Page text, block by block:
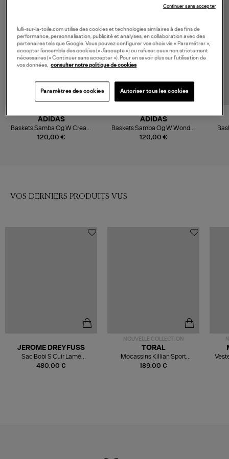
120,00 €
ADIDAS
Baskets Samba Og W Cream
White/Earth Strata/Maroon
120,00 €
ADIDAS
Baskets Samba Og W Wonder
White/Dusky Bronze/Gold
VOS DERNIERS PRODUITS VUS
480,00 €
JEROME DREYFUSS
Sac Bobi S Cuir Lamé
Champagne
NOUVELLE COLLECTION
189,00 €
TORAL
Mocassins Killian Sport
Mousse
lulli-sur-la-toile.com utilise des cookies et technologies similaires à des fins de
performance, personnalisation, publicité et analyses, en collaboration avec des
partenaires tels que Google. Vous pouvez configurer vos choix via « Paramétrer »,
accepter l’ensemble des cookies (« J’accepte ») ou refuser ceux non strictement
nécessaires (« Continuer sans accepter »). Pour en savoir plus sur l’utilisation de
vos données, consulter notre politique de cookies
Paramètres des cookies Autoriser tous les cookies
Continuer sans accepter